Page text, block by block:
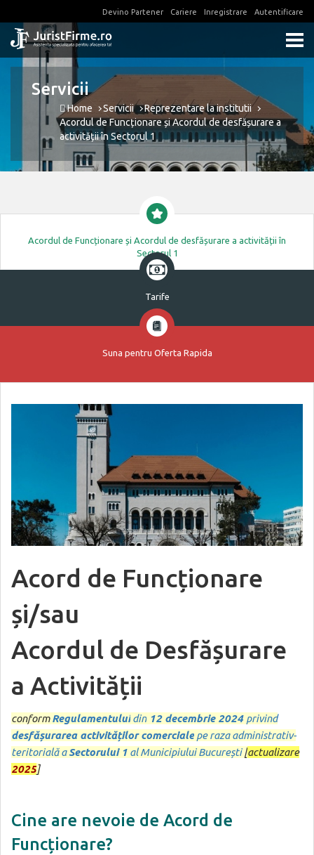
Devino Partener Cariere Inregistrare Autentificare
Servicii
Home Servicii
Reprezentare la institutii
Acordul de Funcționare și Acordul de desfășurare a
activității în Sectorul 1
Acordul de Funcționare și Acordul de desfășurare a activității în
Sectorul 1
Tarife
Suna pentru Oferta Rapida
Acord de Funcționare
și/sau
Acordul de Desfășurare
a Activității
conformRegulamentului din 12 decembrie 2024 privind
desfășurarea activităților comerciale pe raza administrativ-
teritorială aSectorului 1 al Municipiului București[actualizare
2025]
Cine are nevoie de Acord de
Funcționare?